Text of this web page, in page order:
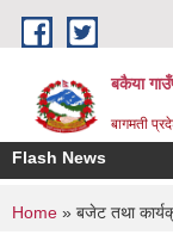
Skip to main content
बकैया
बागमती
Flash News
You are
Home » बजेट तथा